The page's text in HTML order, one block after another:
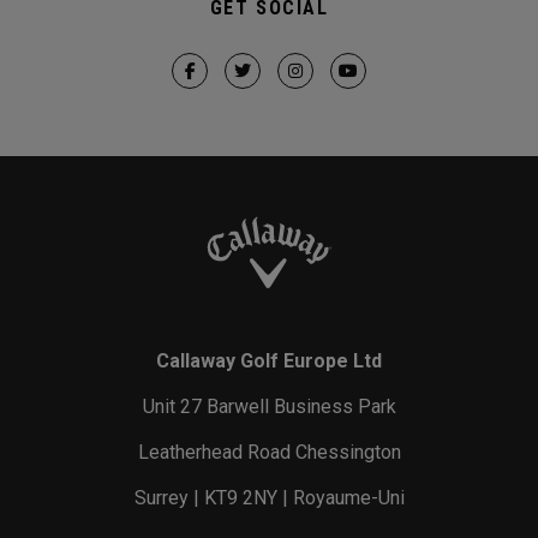
GET SOCIAL
Callaway Golf Europe Ltd
Unit 27 Barwell Business Park
Leatherhead Road Chessington
Surrey | KT9 2NY | Royaume-Uni